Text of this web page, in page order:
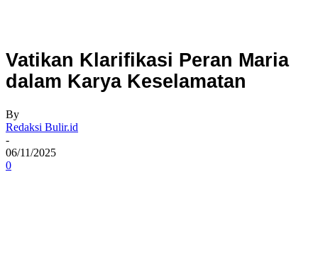
Vatikan Klarifikasi Peran Maria
dalam Karya Keselamatan
By
Redaksi Bulir.id
-
06/11/2025
0